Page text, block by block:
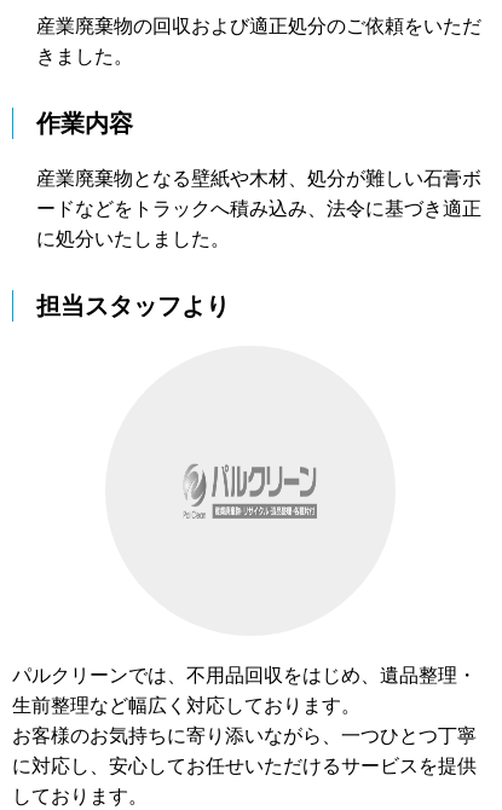
産業廃棄物の回収および適正処分のご依頼をいただ
きました。
作業内容
産業廃棄物となる壁紙や木材、処分が難しい石膏ボ
ードなどをトラックへ積み込み、法令に基づき適正
に処分いたしました。
担当スタッフより
パルクリーンでは、不用品回収をはじめ、遺品整理・
生前整理など幅広く対応しております。
お客様のお気持ちに寄り添いながら、一つひとつ丁寧
に対応し、安心してお任せいただけるサービスを提供
しております。